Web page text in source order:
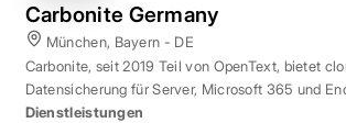
Carbonite Germany
München, Bayern - DE
Carbonite, seit 2019 Teil von OpenText, bietet
Datensicherung für Server, Microsoft 365 und
Dienstleistungen